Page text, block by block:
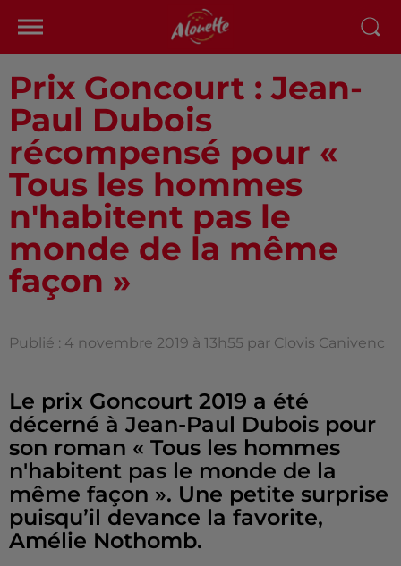
Prix Goncourt : Jean-
Paul Dubois
récompensé pour «
Tous les hommes
n'habitent pas le
monde de la même
façon »
Publié : 4 novembre 2019 à 13h55 par Clovis Canivenc
Le prix Goncourt 2019 a été
décerné à Jean-Paul Dubois pour
son roman « Tous les hommes
n'habitent pas le monde de la
même façon ». Une petite surprise
puisqu’il devance la favorite,
Amélie Nothomb.